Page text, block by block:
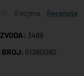
0 ocjena Recenzije
3488
BROJ: 51380080